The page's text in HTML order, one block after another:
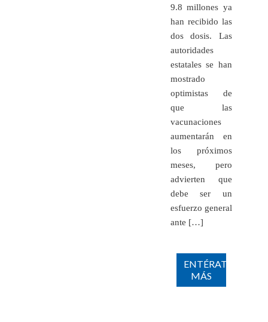
9.8 millones ya
han recibido las
dos dosis. Las
autoridades
estatales se han
mostrado
optimistas de
que las
vacunaciones
aumentarán en
los próximos
meses, pero
advierten que
debe ser un
esfuerzo general
ante […]
ENTÉRATE
MÁS